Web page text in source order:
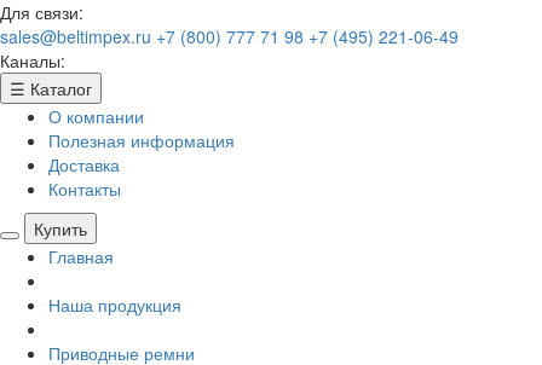
Для связи:
sales@beltimpex.ru +7 (800) 777 71 98 +7 (495) 221-06-49
Каналы:
☰ Каталог
О компании
Полезная информация
Доставка
Контакты
Купить
Главная
Наша продукция
Приводные ремни